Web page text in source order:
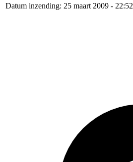
Datum inzending: 25 maart 2009 - 22:52